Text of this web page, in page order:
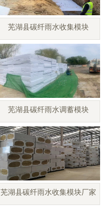
芜湖县碳纤雨水收集模块
芜湖县碳纤雨水调蓄模块
芜湖县碳纤雨水收集模块厂家